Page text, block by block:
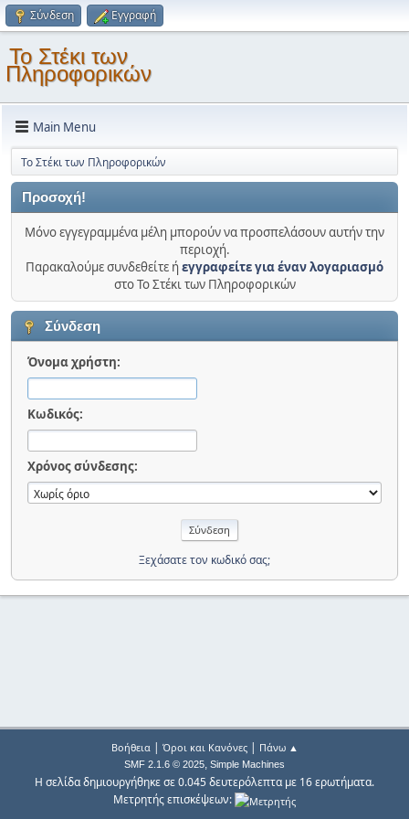
Σύνδεση Εγγραφή
Το Στέκι των
Πληροφορικών
Main Menu
Το Στέκι των Πληροφορικών
Προσοχή!
Μόνο εγγεγραμμένα μέλη μπορούν να προσπελάσουν αυτήν την
περιοχή.
Παρακαλούμε συνδεθείτε ήεγγραφείτε για έναν λογαριασμό
στο Το Στέκι των Πληροφορικών
Σύνδεση
Όνομα χρήστη:
Κωδικός:
Χρόνος σύνδεσης:
Ξεχάσατε τον κωδικό σας;
Βοήθεια| Όροι και Κανόνες| Πάνω ▲
SMF 2.1.6 © 2025, Simple Machines
Η σελίδα δημιουργήθηκε σε 0.045 δευτερόλεπτα με 16 ερωτήματα.
Μετρητής επισκέψεων: